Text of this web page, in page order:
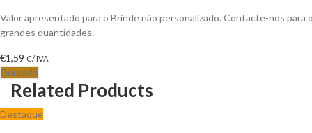
Valor apresentado para o Brinde não personalizado. Contacte-nos
grandes quantidades.
€1,59 C/ IVA
Dourado
Related Products
Destaque